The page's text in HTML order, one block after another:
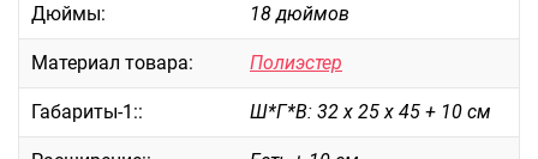
Чемоданы оптом
Чемоданы на колесах
Чемоданы детские
Пилоты на колесах
Дюймы: 18 дюймов
Материал товара: Полиэстер
Габариты-1:: Ш*Г*В: 32 х 25 х 45 + 10 см